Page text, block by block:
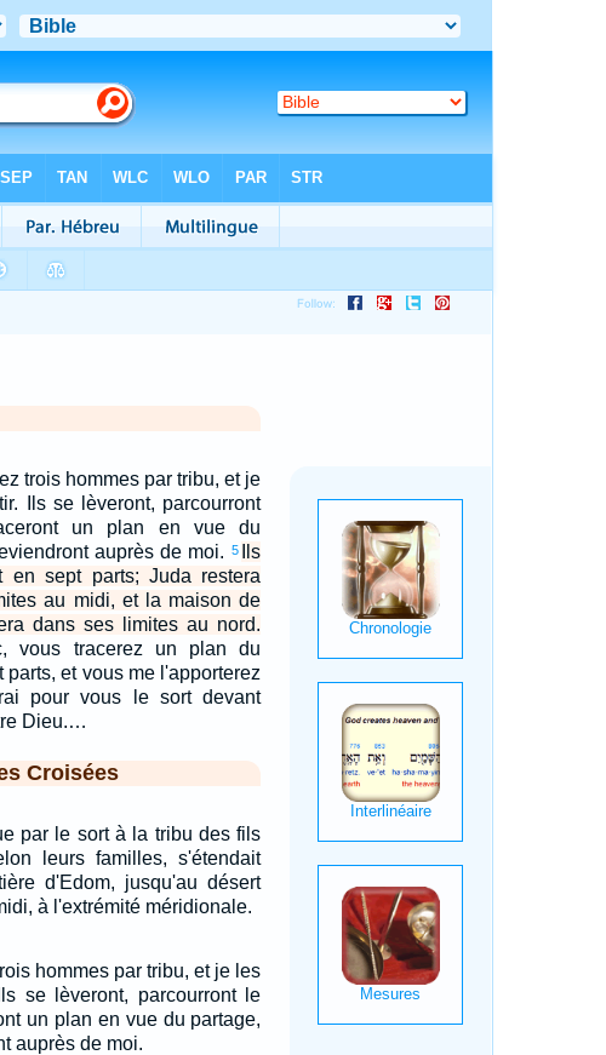
trois hommes par tribu, et je
Ils se lèveront, parcourront
un plan en vue du
auprès de moi.
5
Ils
en sept parts; Juda restera
au midi, et la maison de
dans ses limites au nord.
vous tracerez un plan du
parts, et vous me l'apporterez
pour vous le sort devant
Dieu.…
Croisées
par le sort à la tribu des fils
leurs familles, s'étendait
d'Edom, jusqu'au désert
à l'extrémité méridionale.
hommes par tribu, et je les
se lèveront, parcourront le
un plan en vue du partage,
auprès de moi.